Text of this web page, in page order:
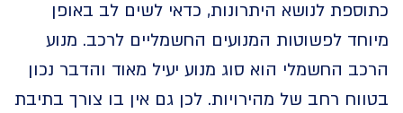
לנושא היתרונות, כדאי לשים לב באופן
לפשוטות המנועים החשמליים לרכב. מנוע
החשמלי הוא סוג מנוע יעיל מאוד והדבר נכון
רחב של מהירויות. לכן גם אין בו צורך בתיבת